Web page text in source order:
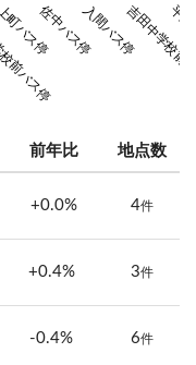
バス停
バス停佐中バス停入間バス停吉田中学校
平
前年比 地点数
+0.0% 4件
+0.4% 3件
-0.4% 6件